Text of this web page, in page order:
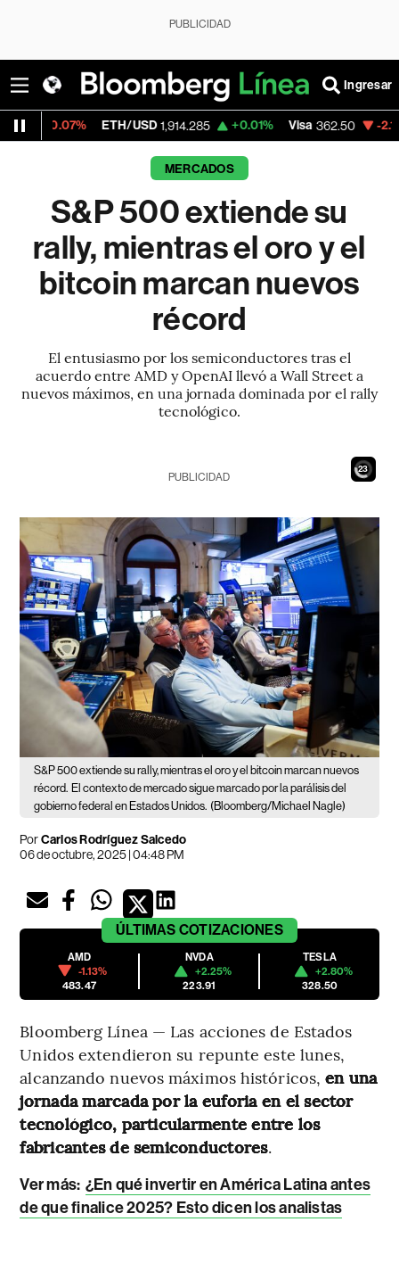
PUBLICIDAD
Ingresar
1,914.285 +0.01% Visa 362.50 -2.15% MercadoLibre
MERCADOS
S&P 500 extiende su
rally, mientras el oro y el
bitcoin marcan nuevos
récord
El entusiasmo por los semiconductores tras el
acuerdo entre AMD y OpenAI llevó a Wall Street a
nuevos máximos, en una jornada dominada por el rally
tecnológico.
21
PUBLICIDAD
S&P 500 extiende su rally, mientras el oro y el bitcoin marcan nuevos
récord. El contexto de mercado sigue marcado por la parálisis del
gobierno federal en Estados Unidos. (Bloomberg/Michael Nagle)
PorCarlos Rodríguez Salcedo
06 de octubre, 2025 | 04:48 PM
ÚLTIMAS COTIZACIONES
AMD
-1.13%
483.47
NVDA
+2.25%
223.91
TESLA
+2.80%
328.50
Bloomberg Línea — Las acciones de Estados
Unidos extendieron su repunte este lunes,
alcanzando nuevos máximos históricos,en una
jornada marcada por la euforia en el sector
tecnológico, particularmente entre los
fabricantes de semiconductores.
Ver más: ¿En qué invertir en América Latina antes
de que finalice 2025? Esto dicen los analistas